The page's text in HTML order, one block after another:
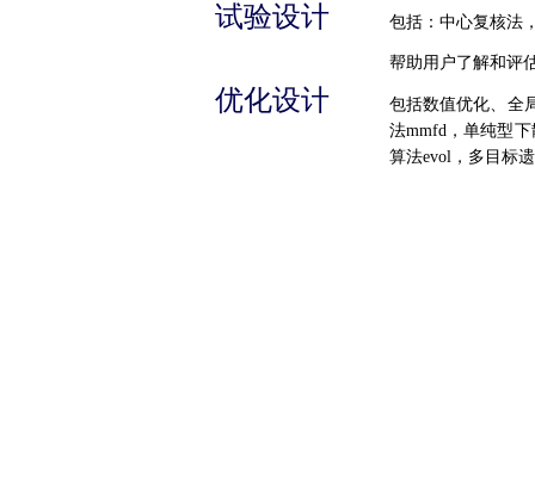
包括：中心复核法
帮助用户了解和评
优化设计
试验设计
包括数值优化、全
法mmfd，单纯型下
算法evol，多目标